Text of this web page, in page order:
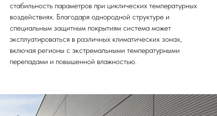
стабильность параметров при циклических температурных
воздействиях. Благодаря однородной структуре и
специальным защитным покрытиям система может
эксплуатироваться в различных климатических зонах,
включая регионы с экстремальными температурными
перепадами и повышенной влажностью.